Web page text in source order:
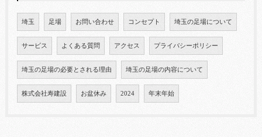
埼玉 足場 お問い合わせ コンセプト 埼玉の足場について
サービス よくある質問 アクセス プライバシーポリシー
埼玉の足場の必要とされる理由 埼玉の足場の内容について
株式会社寿建設 お盆休み 2024 年末年始